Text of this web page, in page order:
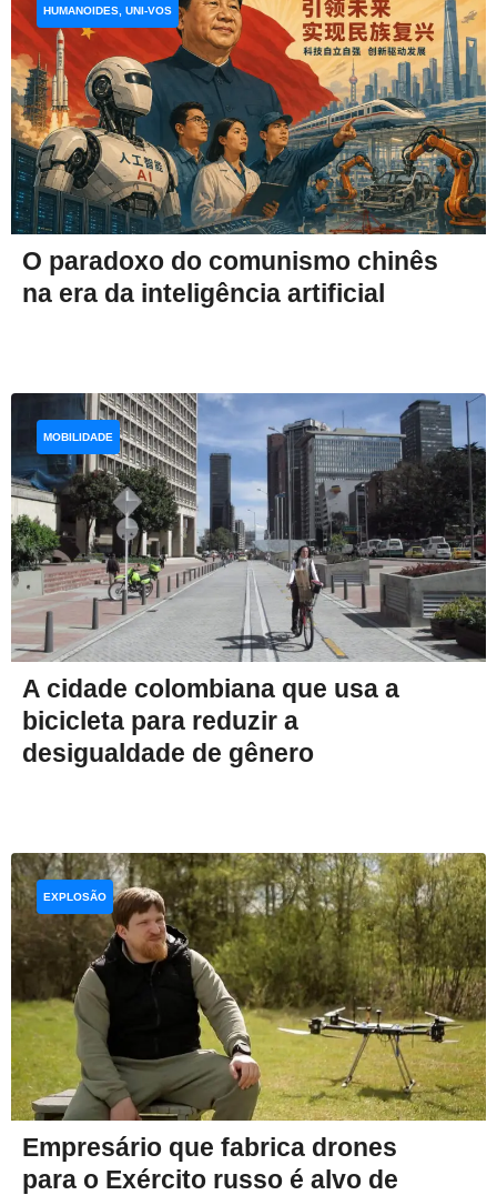
O paradoxo do comunismo chinês
na era da inteligência artificial
HUMANOIDES, UNI-VOS
A cidade colombiana que usa a
bicicleta para reduzir a
desigualdade de gênero
MOBILIDADE
Empresário que fabrica drones
para o Exército russo é alvo de
EXPLOSÃO